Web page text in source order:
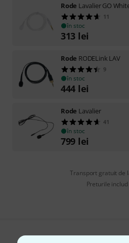
Rode Lavalier GO
11
în stoc
313 lei
Rode RODELink LAV
9
în stoc
444 lei
Rode Lavalier
41
în stoc
799 lei
Transport gratuit de
Preturile includ